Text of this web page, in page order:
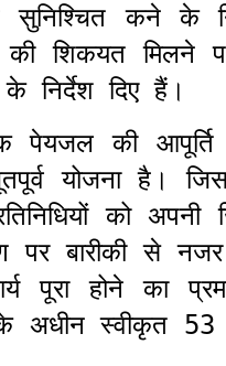
सुनिश्चित कने के
की शिकयत मिलने
निर्देश दिए हैं।
की
योजना है।
को अपनी
पर बारीकी से
पूरा होने का
स्वीकृत 53